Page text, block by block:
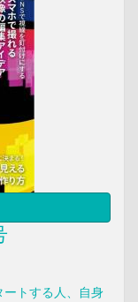
ートする人、自身